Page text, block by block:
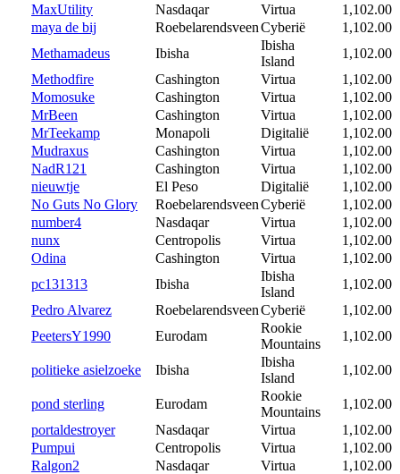
MaxUtility
Nasdaqar Virtua
1,102.00
maya de bij
RoebelarendsveenCyberië
1,102.00
Methamadeus
Ibisha
Ibisha
Island
1,102.00
Methodfire
Cashington Virtua
1,102.00
Momosuke
Cashington Virtua
1,102.00
MrBeen
Cashington Virtua
1,102.00
MrTeekamp
Monapoli Digitalië
1,102.00
Mudraxus
Cashington Virtua
1,102.00
NadR121
Cashington Virtua
1,102.00
nieuwtje
El Peso Digitalië
1,102.00
No Guts No Glory
RoebelarendsveenCyberië
1,102.00
number4
Nasdaqar Virtua
1,102.00
nunx
Centropolis Virtua
1,102.00
Odina
Cashington Virtua
1,102.00
pc131313
Ibisha
Ibisha
Island
1,102.00
Pedro Alvarez
RoebelarendsveenCyberië
1,102.00
PeetersY1990
Eurodam
Rookie
Mountains
1,102.00
politieke asielzoeke Ibisha
Ibisha
Island
1,102.00
pond sterling Eurodam
Rookie
Mountains
1,102.00
portaldestroyer
Nasdaqar Virtua
1,102.00
Pumpui
Centropolis Virtua
1,102.00
Ralgon2
Nasdaqar Virtua
1,102.00